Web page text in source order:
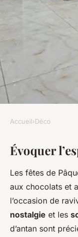
Un
retrouver
de notre
Accueil›Déco
Évoquer
Les fêtes de
aux chocolats et
l’occasion de
nostalgie et les
d’antan sont